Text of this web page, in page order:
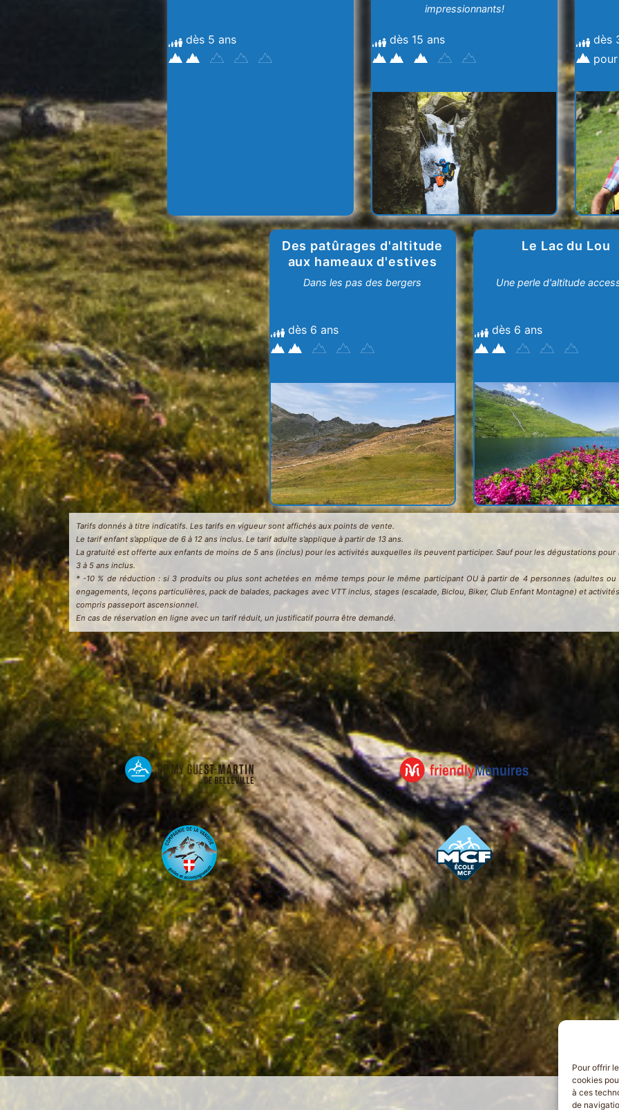
Pour offrir
cookies
à ces
de
dès 5 ans
impressionnants!
dès 15 ans
dès
Des patûrages d'altitude
aux hameaux d'estives
Dans les pas des bergers
dès 6 ans
Le Lac du Lou
Une perle d'altitude
dès 6 ans
Tarifs donnés à titre indicatifs. Les tarifs en vigueur sont affichés aux points de vente.
Le tarif enfant s’applique de 6 à 12 ans inclus. Le tarif adulte s’applique à partir de 13 ans.
La gratuité est offerte aux enfants de moins de 5 ans (inclus) pour les activités auxquelles ils peuvent participer. Sauf pour les dégustations
3 à 5 ans inclus.
* -10 % de réduction : si 3 produits ou plus sont achetées en même temps pour le même participant OU à partir de 4 personnes (adultes ou
engagements, leçons particulières, pack de balades, packages avec VTT inclus, stages (escalade, Biclou, Biker, Club Enfant Montagne) et
compris passeport ascensionnel.
En cas de réservation en ligne avec un tarif réduit, un justificatif pourra être demandé.